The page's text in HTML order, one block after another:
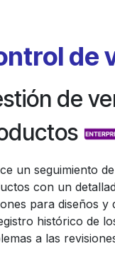
de
de
un seguimiento
con un
para diseños y
histórico de
a las